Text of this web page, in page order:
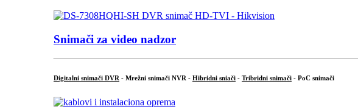
Snimači za video nadzor
Digitalni snimači DVR - Mrežni snimači NVR - Hibridni sniači - Tribridni snimači - PoC snimači